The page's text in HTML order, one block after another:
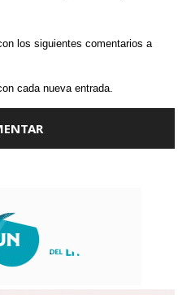
los siguientes comentarios a
cada nueva entrada.